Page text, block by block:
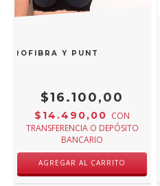
Y PUNTILLA CON
$16.100,00
$14.490,00 CON
TRANSFERENCIA O DEPÓSITO
BANCARIO
AGREGAR AL CARRITO
SOFT CON BASE DE